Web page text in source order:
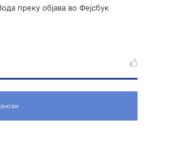
преку објава во Фејсбук